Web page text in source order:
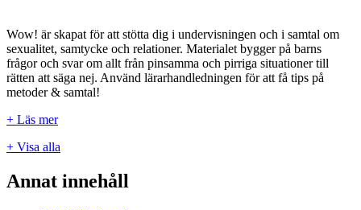
Wow! är skapat för att stötta dig i undervisningen och i samtal om
sexualitet, samtycke och relationer. Materialet bygger på barns
frågor och svar om allt från pinsamma och pirriga situationer till
rätten att säga nej. Använd lärarhandledningen för att få tips på
metoder & samtal!
+ Läs mer
+ Visa alla
Annat innehåll